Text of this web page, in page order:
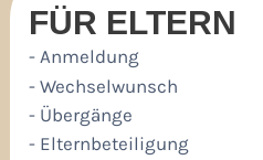
FÜR ELTERN
- Anmeldung
- Wechselwunsch
- Übergänge
- Elternbeteiligung